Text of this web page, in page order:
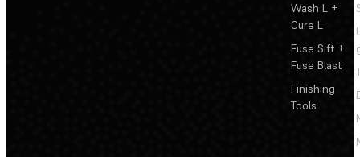
Wash L +
Cure L
Fuse Sift +
Fuse Blast
Finishing
Tools